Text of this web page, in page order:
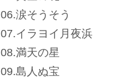
06.涙そうそう
07.イラヨイ月夜浜
08.満天の星
09.島人ぬ宝